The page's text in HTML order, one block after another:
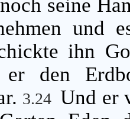
seine
und
ihn
er den
3.24 Und er